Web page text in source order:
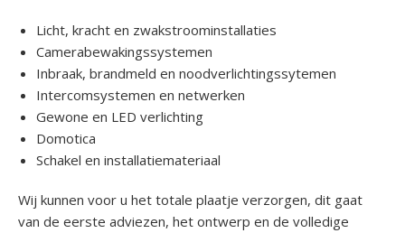
Licht, kracht en zwakstroominstallaties
Camerabewakingssystemen
Inbraak, brandmeld en noodverlichtingssytemen
Intercomsystemen en netwerken
Gewone en LED verlichting
Domotica
Schakel en installatiemateriaal
Wij kunnen voor u het totale plaatje verzorgen, dit gaat
van de eerste adviezen, het ontwerp en de volledige